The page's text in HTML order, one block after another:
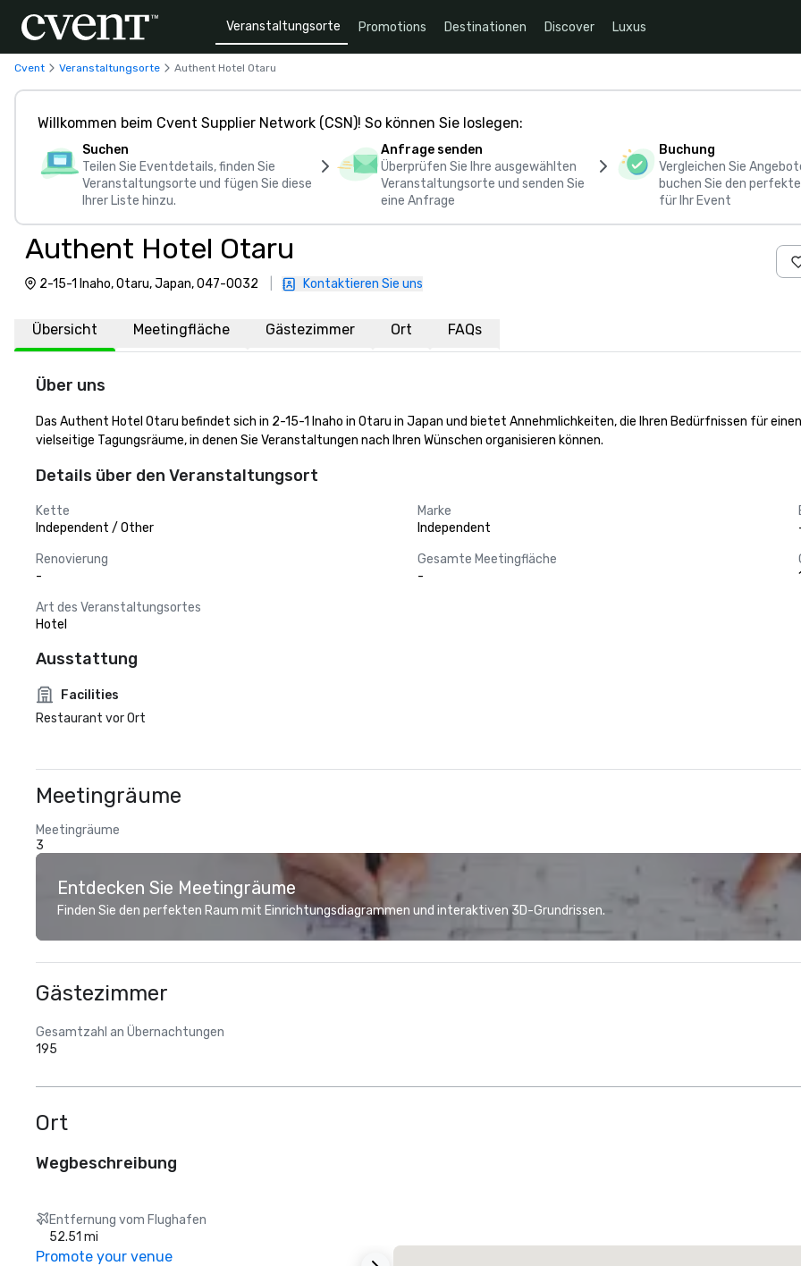
Veranstaltungsorte Promotions Destinationen Discover Luxus
Cvent Veranstaltungsorte Authent Hotel Otaru
Willkommen beim Cvent Supplier Network (CSN)! So können Sie loslegen:
Suchen
Teilen Sie Eventdetails, finden Sie
Veranstaltungsorte und fügen Sie diese
Ihrer Liste hinzu.
Anfrage senden
Überprüfen Sie Ihre ausgewählten
Veranstaltungsorte und senden Sie
eine Anfrage
Buchung
Vergleichen Sie
buchen Sie den
für Ihr Event
Authent Hotel Otaru
2-15-1 Inaho, Otaru, Japan, 047-0032 Kontaktieren Sie uns
Übersicht Meetingfläche Gästezimmer Ort FAQs
Über uns
Das Authent Hotel Otaru befindet sich in 2-15-1 Inaho in Otaru in Japan und bietet Annehmlichkeiten, die Ihren Bedürfnissen für
vielseitige Tagungsräume, in denen Sie Veranstaltungen nach Ihren Wünschen organisieren können.
Details über den Veranstaltungsort
Kette
Independent / Other
Marke
Independent
Renovierung
-
Gesamte Meetingfläche
-
Art des Veranstaltungsortes
Hotel
Ausstattung
Facilities
Restaurant vor Ort
Meetingräume
Meetingräume
3
Entdecken Sie Meetingräume
Finden Sie den perfekten Raum mit Einrichtungsdiagrammen und interaktiven 3D-Grundrissen.
Gästezimmer
Gesamtzahl an Übernachtungen
195
Ort
Wegbeschreibung
Entfernung vom Flughafen
52.51 mi
Promote your venue